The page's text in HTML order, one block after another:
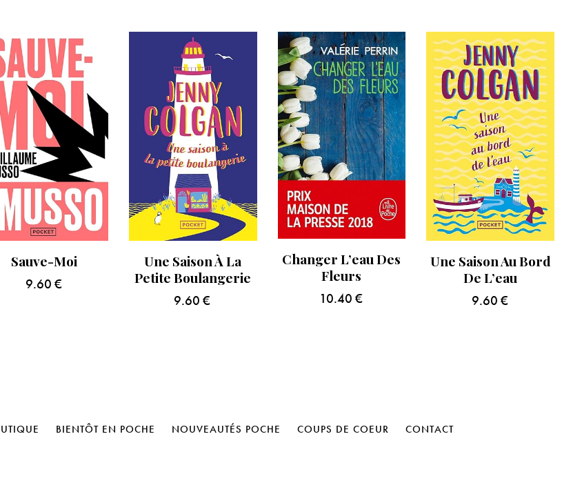
Sauve-Moi
9.60 €
Une Saison À La
Petite Boulangerie
9.60€
Changer L’eau Des
Fleurs
10.40 €
Une Saison Au Bord
De L’eau
9.60 €
BIENTÔT EN POCHE NOUVEAUTÉS POCHE COUPS DE COEUR CONTACT